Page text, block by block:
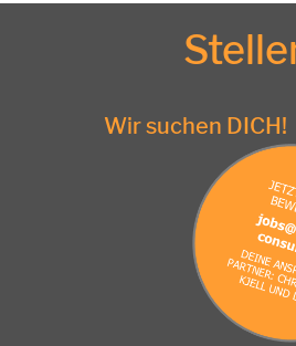
Wir suchen DICH!